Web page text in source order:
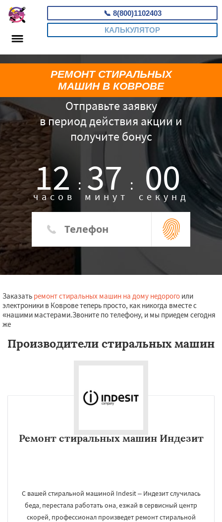
📞 8(800)1102403
КАЛЬКУЛЯТОР
Отправьте заявку
в период действия акции и
получите бонус
12 :
часов 36 :
минут 59
секунд
РЕМОНТ СТИРАЛЬНЫХ
МАШИН В КОВРОВЕ
Заказать ремонт стиральных машин на дому недорого или
электроники в Коврове теперь просто, как никогда вместе с
«нашими мастерами.Звоните по телефону, и мы приедем сегодня
же
Производители стиральных машин
Ремонт стиральных машин Индезит
С вашей стиральной машиной Indesit – Индезит случилась
беда, перестала работать она, езжай в сервисный центр
скорей, профессионал произведет ремонт стиральной